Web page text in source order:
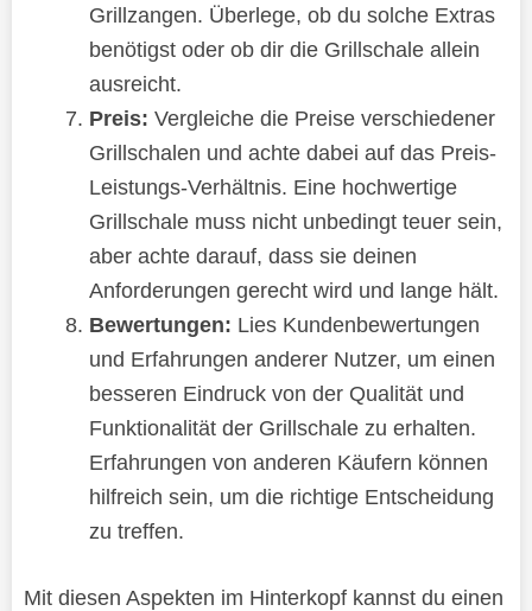
Grillzangen. Überlege, ob du solche Extras
benötigst oder ob dir die Grillschale allein
ausreicht.
Preis: Vergleiche die Preise verschiedener
Grillschalen und achte dabei auf das Preis-
Leistungs-Verhältnis. Eine hochwertige
Grillschale muss nicht unbedingt teuer sein,
aber achte darauf, dass sie deinen
Anforderungen gerecht wird und lange hält.
Bewertungen: Lies Kundenbewertungen
und Erfahrungen anderer Nutzer, um einen
besseren Eindruck von der Qualität und
Funktionalität der Grillschale zu erhalten.
Erfahrungen von anderen Käufern können
hilfreich sein, um die richtige Entscheidung
zu treffen.
Mit diesen Aspekten im Hinterkopf kannst du einen